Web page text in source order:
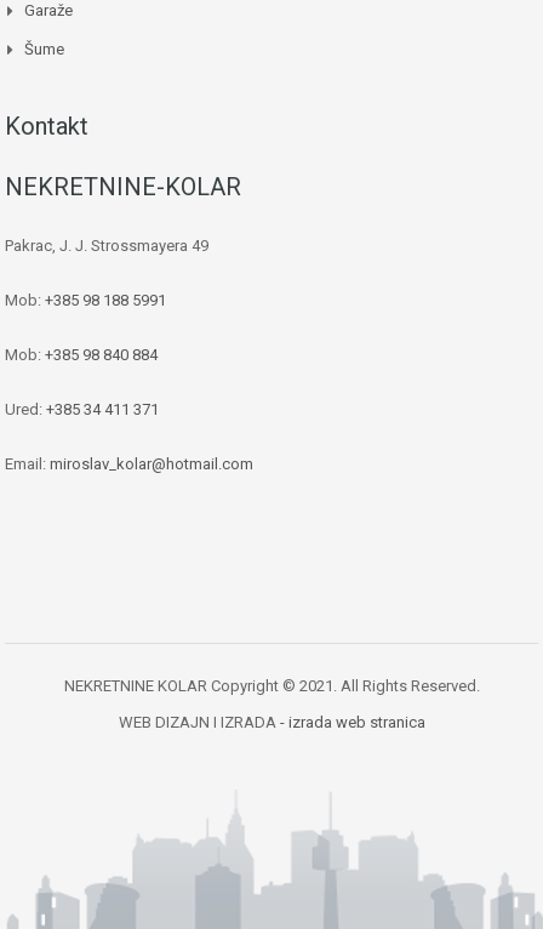
Garaže
Šume
Kontakt
NEKRETNINE-KOLAR
Pakrac, J. J. Strossmayera 49
Mob: +385 98 188 5991
Mob: +385 98 840 884
Ured: +385 34 411 371
Email: miroslav_kolar@hotmail.com
NEKRETNINE KOLAR Copyright © 2021. All Rights Reserved.
WEB DIZAJN I IZRADA - izrada web stranica